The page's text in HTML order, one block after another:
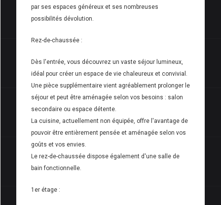
par ses espaces généreux et ses nombreuses
possibilités dévolution.
Rez-de-chaussée :
Dès l'entrée, vous découvrez un vaste séjour lumineux,
idéal pour créer un espace de vie chaleureux et convivial.
Une pièce supplémentaire vient agréablement prolonger le
séjour et peut être aménagée selon vos besoins : salon
secondaire ou espace détente.
La cuisine, actuellement non équipée, offre l'avantage de
pouvoir être entièrement pensée et aménagée selon vos
goûts et vos envies.
Le rez-de-chaussée dispose également d'une salle de
bain fonctionnelle.
1er étage :